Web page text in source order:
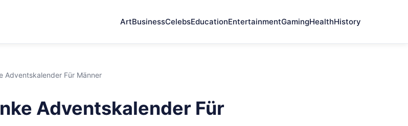
ArtBusinessCelebsEducationEntertainmentGamingHealthHistory
Adventskalender Für Männer
Adventskalender Für